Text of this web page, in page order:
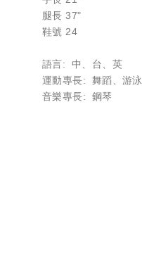
腿長 37"
鞋號 24
語言: 中、台、英
運動專長: 舞蹈、游泳
音樂專長: 鋼琴